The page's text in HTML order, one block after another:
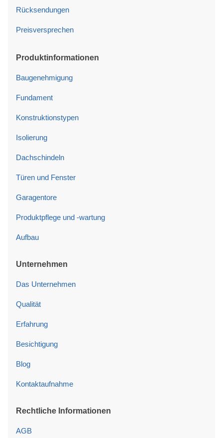
Rücksendungen
Preisversprechen
Produktinformationen
Baugenehmigung
Fundament
Konstruktionstypen
Isolierung
Dachschindeln
Türen und Fenster
Garagentore
Produktpflege und -wartung
Aufbau
Unternehmen
Das Unternehmen
Qualität
Erfahrung
Besichtigung
Blog
Kontaktaufnahme
Rechtliche Informationen
AGB